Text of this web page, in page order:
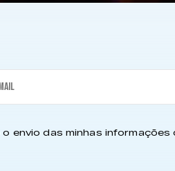
envio das minhas informações